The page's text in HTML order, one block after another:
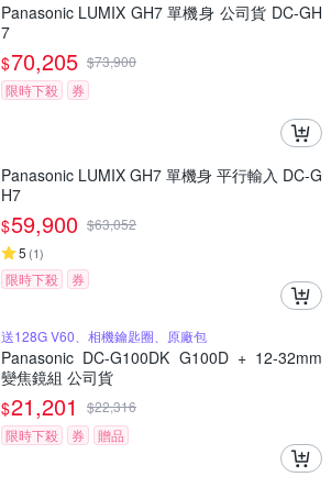
Panasonic LUMIX GH7 單機身 公司貨 DC-GH
7
$70,205 $73,900
限時下殺
券
Panasonic LUMIX GH7 單機身 平行輸入 DC-G
H7
$59,900 $63,052
5 (1)
限時下殺 券
送128G V60、相機鑰匙圈、原廠包
Panasonic DC-G100DK G100D + 12-32mm
變焦鏡組 公司貨
$21,201 $22,316
限時下殺
券 贈品